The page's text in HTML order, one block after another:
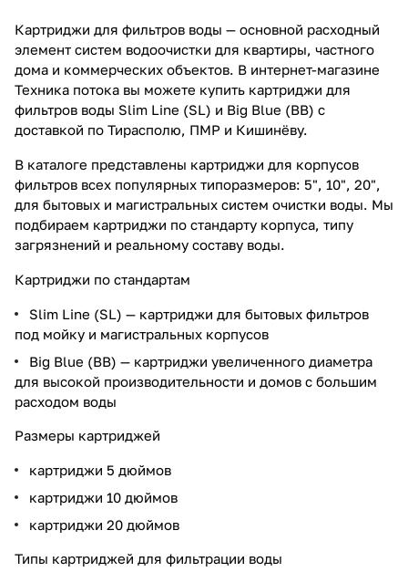
Картриджи для фильтров воды — основной расходный
элемент систем водоочистки для квартиры, частного
дома и коммерческих объектов. В интернет-магазине
Техника потока вы можете купить картриджи для
фильтров воды Slim Line (SL) и Big Blue (BB) с
доставкой по Тирасполю, ПМР и Кишинёву.
В каталоге представлены картриджи для корпусов
фильтров всех популярных типоразмеров: 5", 10", 20",
для бытовых и магистральных систем очистки воды. Мы
подбираем картриджи по стандарту корпуса, типу
загрязнений и реальному составу воды.
Картриджи по стандартам
Slim Line (SL) — картриджи для бытовых фильтров
под мойку и магистральных корпусов
Big Blue (BB) — картриджи увеличенного диаметра
для высокой производительности и домов с большим
расходом воды
Размеры картриджей
картриджи 5 дюймов
картриджи 10 дюймов
картриджи 20 дюймов
Типы картриджей для фильтрации воды